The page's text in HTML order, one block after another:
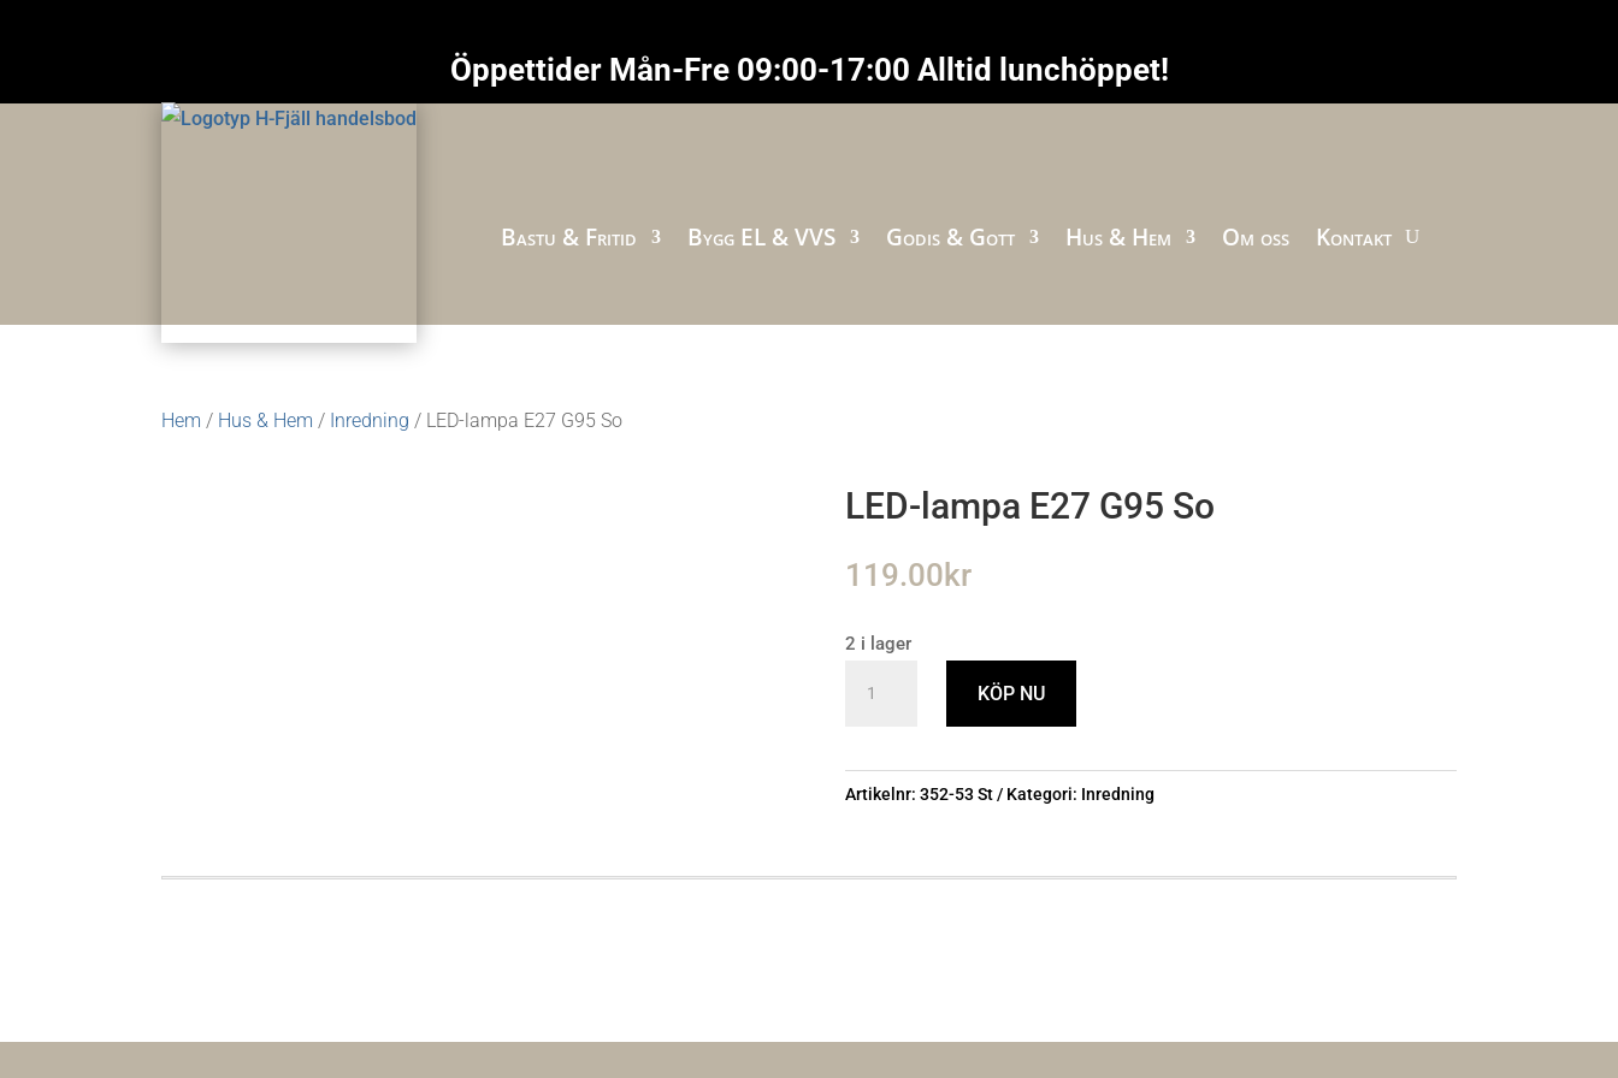
Öppettider Mån-Fre 09:00-17:00 Alltid lunchöppet!
Bastu & Fritid Bygg EL & VVS Godis & Gott Hus & Hem Om oss Kontakt
Hem / Hus & Hem / Inredning / LED-lampa E27 G95 So
LED-lampa E27 G95 So
119.00kr
2 i lager
G95
So
KÖP NU
Artikelnr: 352-53 St Kategori: Inredning